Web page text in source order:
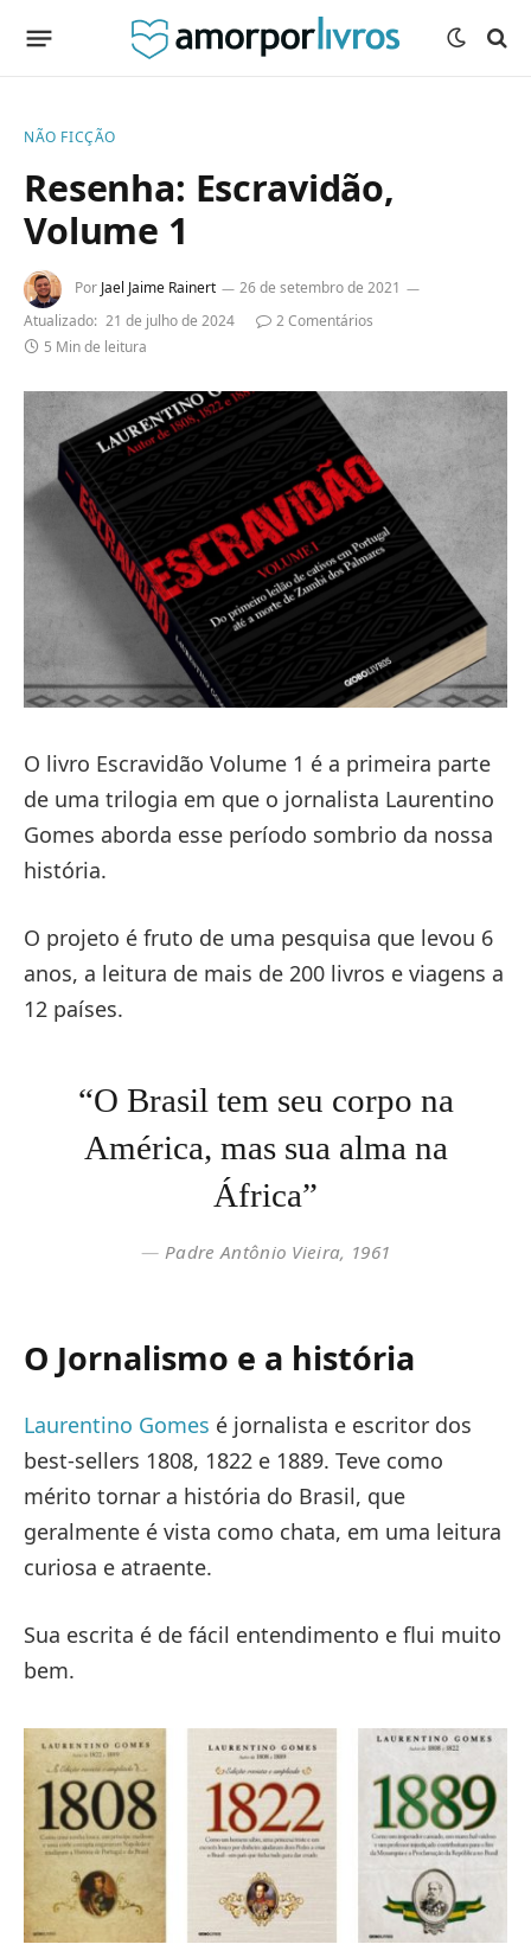
NÃO FICÇÃO
Resenha: Escravidão,
Volume 1
Por Jael Jaime Rainert
26 de setembro de 2021
Atualizado: 21 de julho de 2024
2 Comentários
5 Min de leitura
O livro Escravidão Volume 1 é a primeira parte
de uma trilogia em que o jornalista Laurentino
Gomes aborda esse período sombrio da nossa
história.
O projeto é fruto de uma pesquisa que levou 6
anos, a leitura de mais de 200 livros e viagens a
12 países.
“O Brasil tem seu corpo na
América, mas sua alma na
África”
Padre Antônio Vieira, 1961
O Jornalismo e a história
Laurentino Gomes é jornalista e escritor dos
best-sellers 1808, 1822 e 1889. Teve como
mérito tornar a história do Brasil, que
geralmente é vista como chata, em uma leitura
curiosa e atraente.
Sua escrita é de fácil entendimento e flui muito
bem.